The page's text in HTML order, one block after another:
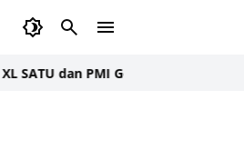
dan PMI Gelar Donor Darah Serentak